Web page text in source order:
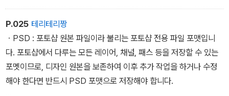
관련 영상을 찾는 사용자라면 아마도 검색창에 ‘이모티콘 만드는 방
법‘, ‘이모티콘 만들기‘ 등으로 검색할 겁니다. 그리고 무수히 많은 검
색 결과의 섬네일 등을 보고 원하는 영상을 클릭할 겁니다.
P.025 테리테리짱
ㆍPSD : 포토샵 원본 파일이라 불리는 포토샵 전용 파일 포맷입니
다. 포토샵에서 다루는 모든 레이어, 채널, 패스 등을 저장할 수 있는
포멧이므로, 디자인 원본을 보존하여 이후 추가 작업을 하거나 수정
해야 한다면 반드시 PSD 포맷으로 저장해야 합니다.